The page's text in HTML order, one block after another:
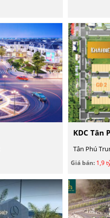
KDC Tân
Tân Phú
Giá bán:1,9